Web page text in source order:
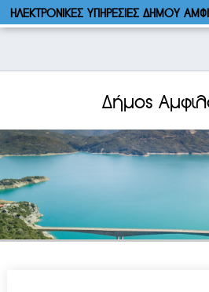
Δήμος
ΗΛΕΚΤΡΟΝΙΚΕΣ ΥΠΗΡΕΣΙΕΣ ΔΗΜΟΥ